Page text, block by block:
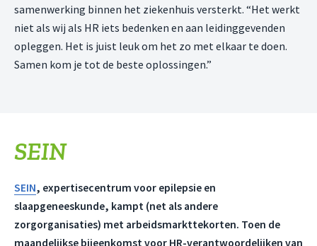
samenwerking binnen het ziekenhuis versterkt. “Het werkt
niet als wij als HR iets bedenken en aan leidinggevenden
opleggen. Het is juist leuk om het zo met elkaar te doen.
Samen kom je tot de beste oplossingen.”
SEIN
SEIN, expertisecentrum voor epilepsie en
slaapgeneeskunde, kampt (net als andere
zorgorganisaties) met arbeidsmarkttekorten. Toen de
maandelijkse bijeenkomst voor HR-verantwoordelijken van